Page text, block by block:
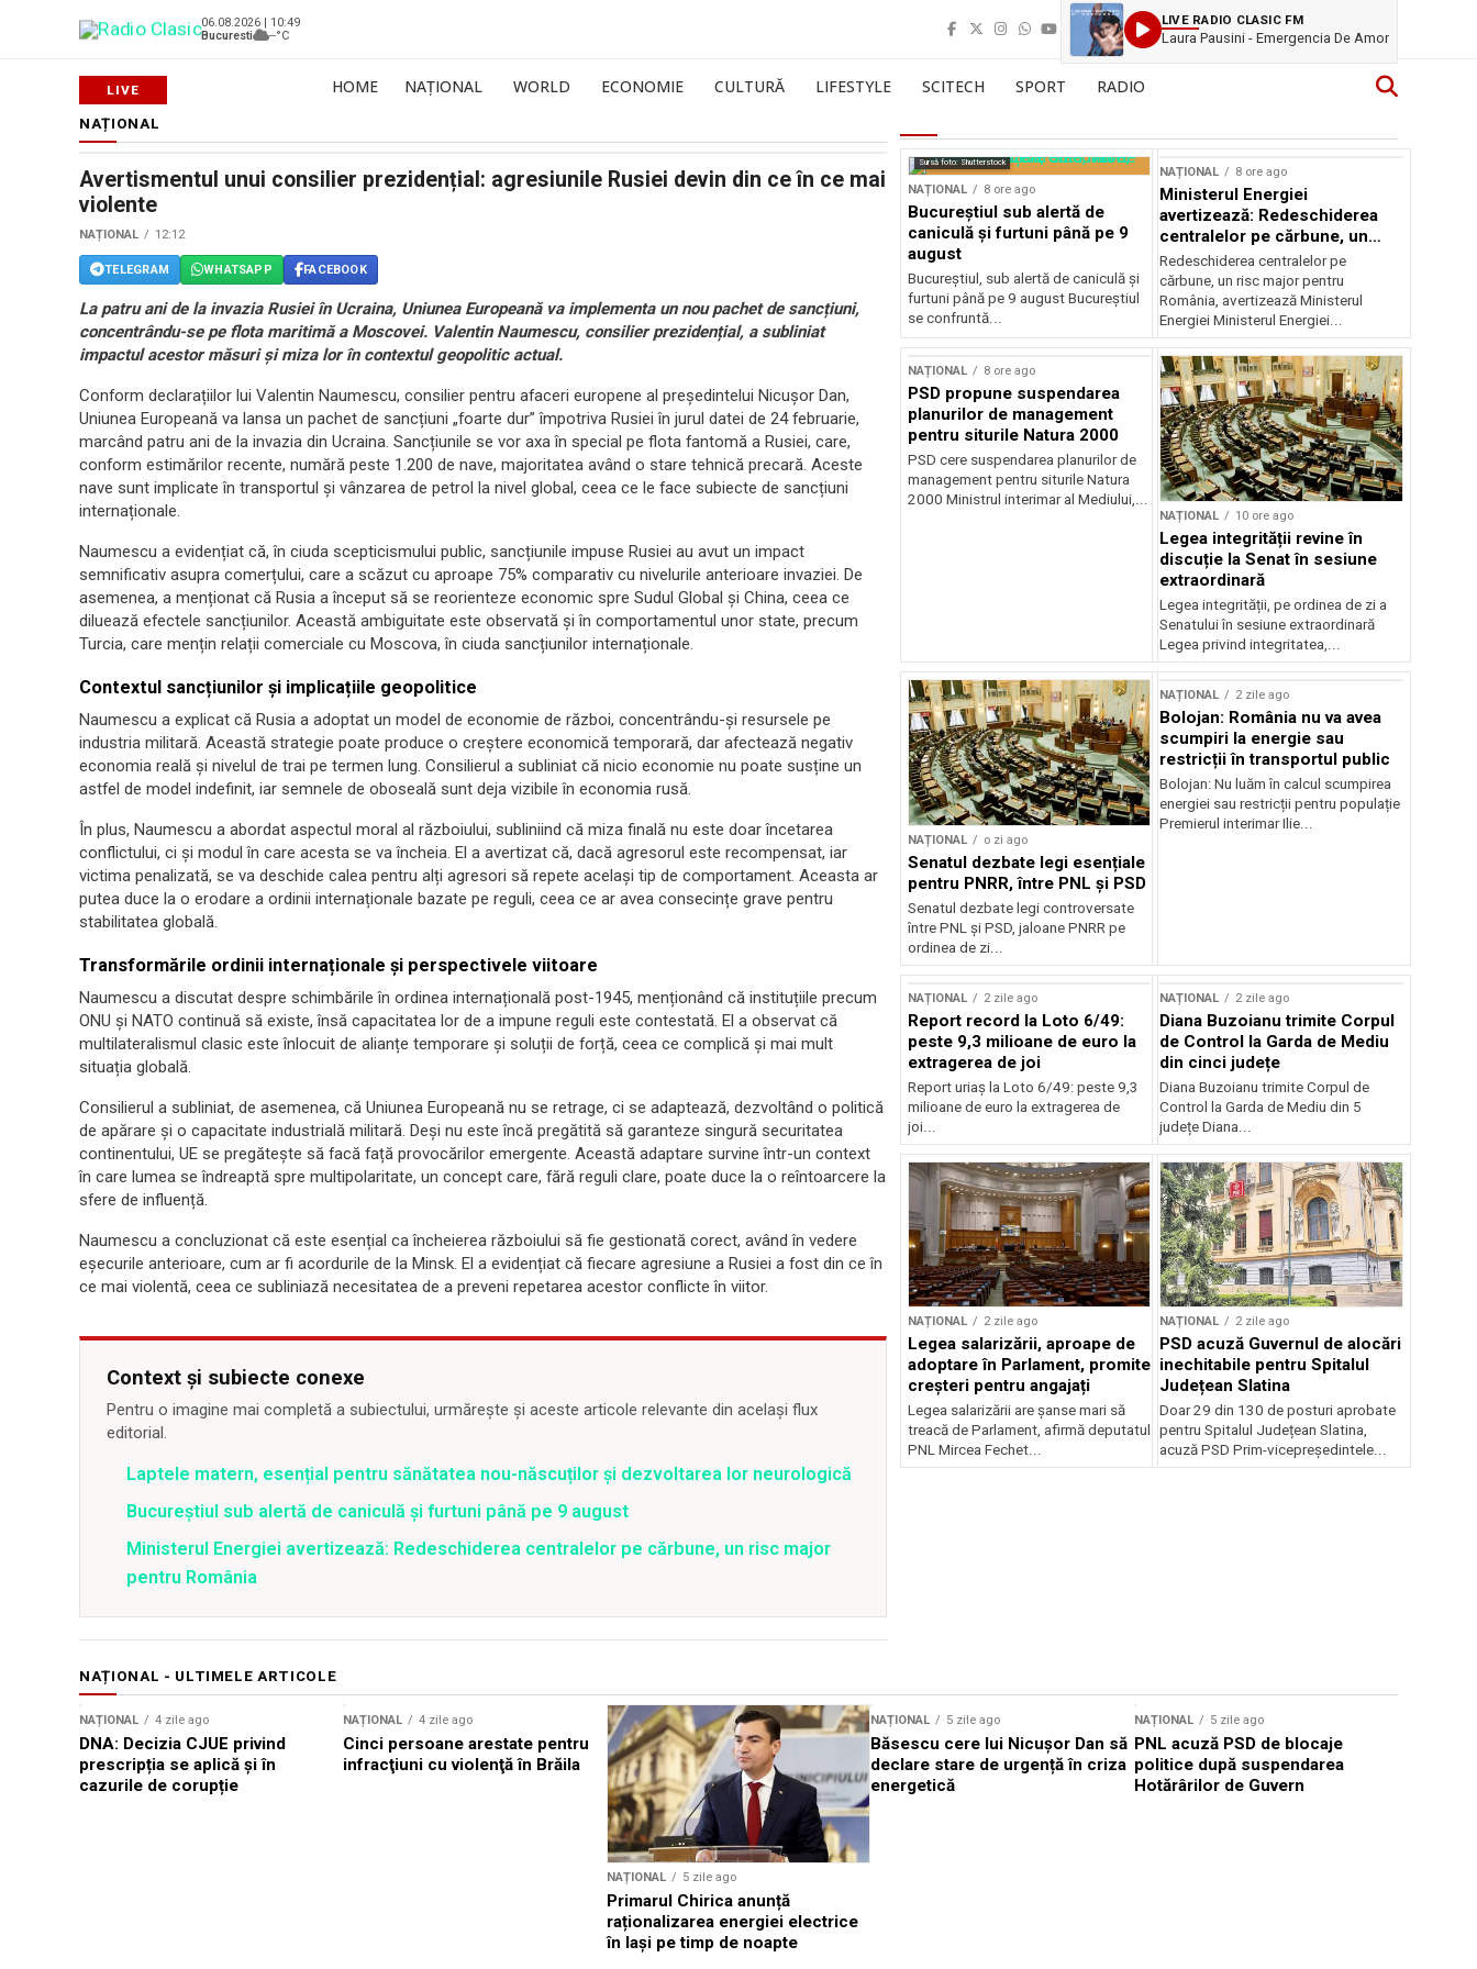
06.08.2026 | 10:49
Bucuresti
--°C
LIVE RADIO CLASIC FM
Laura Pausini - Emergencia De Amor
HOME NAȚIONAL WORLD ECONOMIE CULTURĂ LIFESTYLE SCITECH SPORT RADIO
NAȚIONAL
Avertismentul unui consilier prezidențial: agresiunile Rusiei devin din ce în ce mai
violente
NAȚIONAL 12:12
TELEGRAM WHATSAPP FACEBOOK
La patru ani de la invazia Rusiei în Ucraina, Uniunea Europeană va implementa un nou pachet de sancțiuni,
concentrându-se pe flota maritimă a Moscovei. Valentin Naumescu, consilier prezidențial, a subliniat
impactul acestor măsuri și miza lor în contextul geopolitic actual.
Conform declarațiilor lui Valentin Naumescu, consilier pentru afaceri europene al președintelui Nicușor Dan,
Uniunea Europeană va lansa un pachet de sancțiuni „foarte dur” împotriva Rusiei în jurul datei de 24 februarie,
marcând patru ani de la invazia din Ucraina. Sancțiunile se vor axa în special pe flota fantomă a Rusiei, care,
conform estimărilor recente, numără peste 1.200 de nave, majoritatea având o stare tehnică precară. Aceste
nave sunt implicate în transportul și vânzarea de petrol la nivel global, ceea ce le face subiecte de sancțiuni
internaționale.
Naumescu a evidențiat că, în ciuda scepticismului public, sancțiunile impuse Rusiei au avut un impact
semnificativ asupra comerțului, care a scăzut cu aproape 75% comparativ cu nivelurile anterioare invaziei. De
asemenea, a menționat că Rusia a început să se reorienteze economic spre Sudul Global și China, ceea ce
diluează efectele sancțiunilor. Această ambiguitate este observată și în comportamentul unor state, precum
Turcia, care mențin relații comerciale cu Moscova, în ciuda sancțiunilor internaționale.
Contextul sancțiunilor și implicațiile geopolitice
Naumescu a explicat că Rusia a adoptat un model de economie de război, concentrându-și resursele pe
industria militară. Această strategie poate produce o creștere economică temporară, dar afectează negativ
economia reală și nivelul de trai pe termen lung. Consilierul a subliniat că nicio economie nu poate susține un
astfel de model indefinit, iar semnele de oboseală sunt deja vizibile în economia rusă.
În plus, Naumescu a abordat aspectul moral al războiului, subliniind că miza finală nu este doar încetarea
conflictului, ci și modul în care acesta se va încheia. El a avertizat că, dacă agresorul este recompensat, iar
victima penalizată, se va deschide calea pentru alți agresori să repete același tip de comportament. Aceasta ar
putea duce la o erodare a ordinii internaționale bazate pe reguli, ceea ce ar avea consecințe grave pentru
stabilitatea globală.
Transformările ordinii internaționale și perspectivele viitoare
Naumescu a discutat despre schimbările în ordinea internațională post-1945, menționând că instituțiile precum
ONU și NATO continuă să existe, însă capacitatea lor de a impune reguli este contestată. El a observat că
multilateralismul clasic este înlocuit de alianțe temporare și soluții de forță, ceea ce complică și mai mult
situația globală.
Consilierul a subliniat, de asemenea, că Uniunea Europeană nu se retrage, ci se adaptează, dezvoltând o politică
de apărare și o capacitate industrială militară. Deși nu este încă pregătită să garanteze singură securitatea
continentului, UE se pregătește să facă față provocărilor emergente. Această adaptare survine într-un context
în care lumea se îndreaptă spre multipolaritate, un concept care, fără reguli clare, poate duce la o reîntoarcere la
sfere de influență.
Naumescu a concluzionat că este esențial ca încheierea războiului să fie gestionată corect, având în vedere
eșecurile anterioare, cum ar fi acordurile de la Minsk. El a evidențiat că fiecare agresiune a Rusiei a fost din ce în
ce mai violentă, ceea ce subliniază necesitatea de a preveni repetarea acestor conflicte în viitor.
Context și subiecte conexe
Pentru o imagine mai completă a subiectului, urmărește și aceste articole relevante din același flux
editorial.
Laptele matern, esențial pentru sănătatea nou-născuților și dezvoltarea lor neurologică
Bucureștiul sub alertă de caniculă și furtuni până pe 9 august
Ministerul Energiei avertizează: Redeschiderea centralelor pe cărbune, un risc major
pentru România
Sursă foto: Shutterstock
NAȚIONAL 8 ore ago
Bucureștiul sub alertă de
caniculă și furtuni până pe 9
august
Bucureștiul, sub alertă de caniculă și
furtuni până pe 9 august Bucureștiul
se confruntă...
NAȚIONAL 8 ore ago
Ministerul Energiei
avertizează: Redeschiderea
centralelor pe cărbune, un
risc major pentru România
Redeschiderea centralelor pe
cărbune, un risc major pentru
România, avertizează Ministerul
Energiei Ministerul Energiei...
NAȚIONAL 8 ore ago
PSD propune suspendarea
planurilor de management
pentru siturile Natura 2000
PSD cere suspendarea planurilor de
management pentru siturile Natura
2000 Ministrul interimar al Mediului,...
NAȚIONAL 10 ore ago
Legea integrității revine în
discuție la Senat în sesiune
extraordinară
Legea integrității, pe ordinea de zi a
Senatului în sesiune extraordinară
Legea privind integritatea,...
NAȚIONAL o zi ago
Senatul dezbate legi esențiale
pentru PNRR, între PNL și PSD
Senatul dezbate legi controversate
între PNL și PSD, jaloane PNRR pe
ordinea de zi...
NAȚIONAL 2 zile ago
Bolojan: România nu va avea
scumpiri la energie sau
restricții în transportul public
Bolojan: Nu luăm în calcul scumpirea
energiei sau restricții pentru populație
Premierul interimar Ilie...
NAȚIONAL 2 zile ago
Report record la Loto 6/49:
peste 9,3 milioane de euro la
extragerea de joi
Report uriaș la Loto 6/49: peste 9,3
milioane de euro la extragerea de
joi...
NAȚIONAL 2 zile ago
Diana Buzoianu trimite Corpul
de Control la Garda de Mediu
din cinci județe
Diana Buzoianu trimite Corpul de
Control la Garda de Mediu din 5
județe Diana...
NAȚIONAL 2 zile ago
Legea salarizării, aproape de
adoptare în Parlament, promite
creșteri pentru angajați
Legea salarizării are șanse mari să
treacă de Parlament, afirmă deputatul
PNL Mircea Fechet...
NAȚIONAL 2 zile ago
PSD acuză Guvernul de alocări
inechitabile pentru Spitalul
Județean Slatina
Doar 29 din 130 de posturi aprobate
pentru Spitalul Județean Slatina,
acuză PSD Prim-vicepreședintele...
NAȚIONAL - ULTIMELE ARTICOLE
NAȚIONAL 4 zile ago
DNA: Decizia CJUE privind
prescripția se aplică și în
cazurile de corupție
NAȚIONAL 4 zile ago
Cinci persoane arestate pentru
infracţiuni cu violenţă în Brăila
NAȚIONAL 5 zile ago
Primarul Chirica anunță
raționalizarea energiei electrice
în Iași pe timp de noapte
NAȚIONAL 5 zile ago
Băsescu cere lui Nicușor Dan să
declare stare de urgență în criza
energetică
NAȚIONAL 5 zile ago
PNL acuză PSD de blocaje
politice după suspendarea
Hotărârilor de Guvern